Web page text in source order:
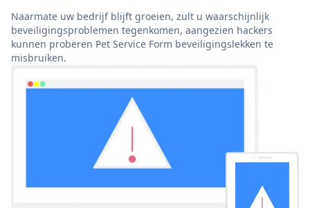
Naarmate uw bedrijf blijft groeien, zult u waarschijnlijk
beveiligingsproblemen tegenkomen, aangezien hackers
kunnen proberen Pet Service Form beveiligingslekken te
misbruiken.